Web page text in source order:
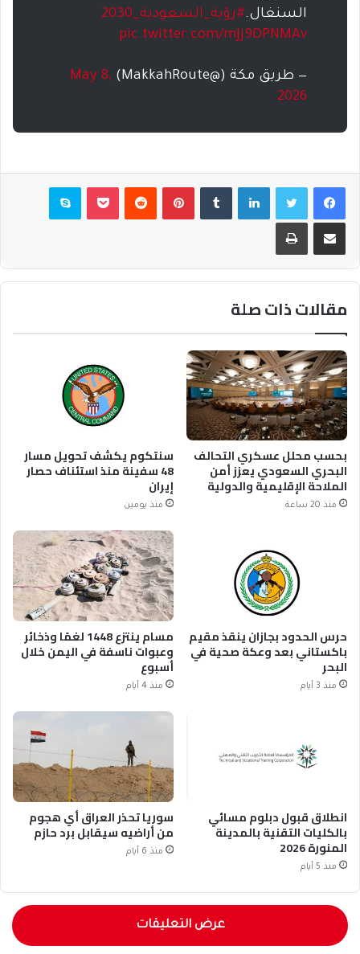
السنغال.#رؤية_السعودية_2030
pic.twitter.com/mJj9DPNMAv
— طريق مكة (@MakkahRoute)
May 8,
2026
فيسبوكتويتر لينكدإن بينتيريست بوكيت سكايب
مشاركة عبر البريد طباعة
مقالات ذات صلة
بحسب محلل عسكري التحالف
البحري السعودي يعزز أمن
الملاحة الإقليمية والدولية
منذ 20 ساعة
سنتكوم يكشف تحويل مسار
48 سفينة منذ استئناف حصار
إيران
منذ يومين
حرس الحدود بجازان ينقذ مقيم
باكستاني بعد وعكة صحية في
البحر
منذ 3 أيام
مسام ينتزع 1448 لغمًا وذخائر
وعبوات ناسفة في اليمن خلال
أسبوع
منذ 4 أيام
انطلاق قبول دبلوم مسائي
بالكليات التقنية بالمدينة
المنورة 2026
منذ 5 أيام
سوريا تحذر العراق أي هجوم
من أراضيه سيقابل برد حازم
منذ 6 أيام
عرض التعليقات